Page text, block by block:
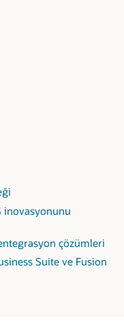
inovasyonunu
çözümleri
Suite ve Fusion